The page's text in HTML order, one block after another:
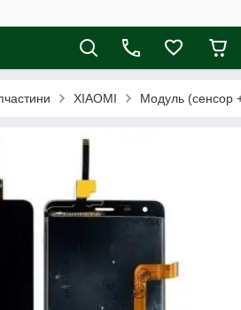
XIAOMI Модуль (сенсор